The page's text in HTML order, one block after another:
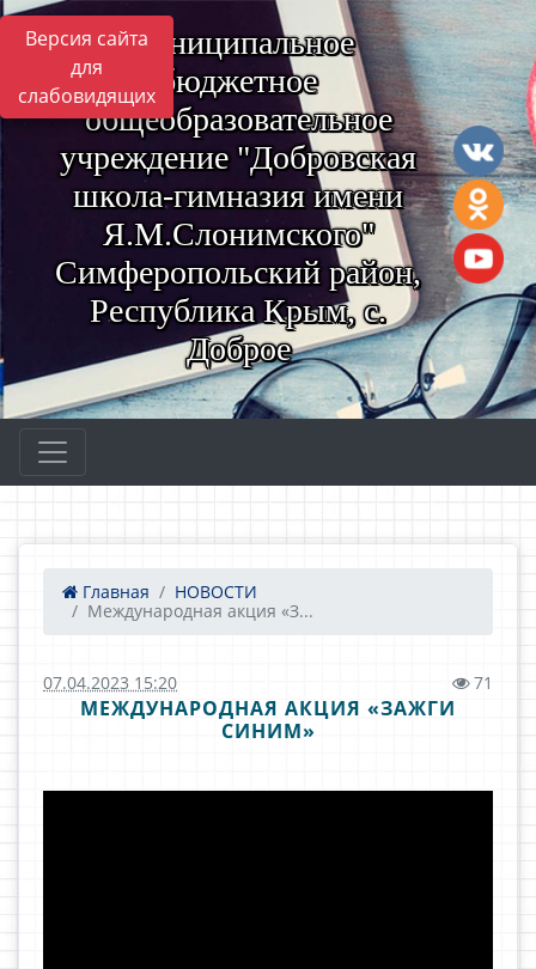
Версия сайта
для
слабовидящих
Муниципальное
бюджетное
общеобразовательное
учреждение "Добровская
школа-гимназия имени
Я.М.Слонимского"
Симферопольский район,
Республика Крым, с.
Доброе
Главная
НОВОСТИ
Международная акция «З...
07.04.2023 15:20 71
МЕЖДУНАРОДНАЯ АКЦИЯ «ЗАЖГИ
СИНИМ»